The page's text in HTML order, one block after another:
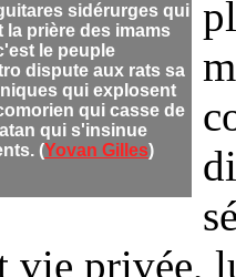
sidérurges qui
prière des imams
le peuple
dispute aux rats sa
qui explosent
qui casse de
qui s'insinue
(Yovan Gilles)
vie privée,